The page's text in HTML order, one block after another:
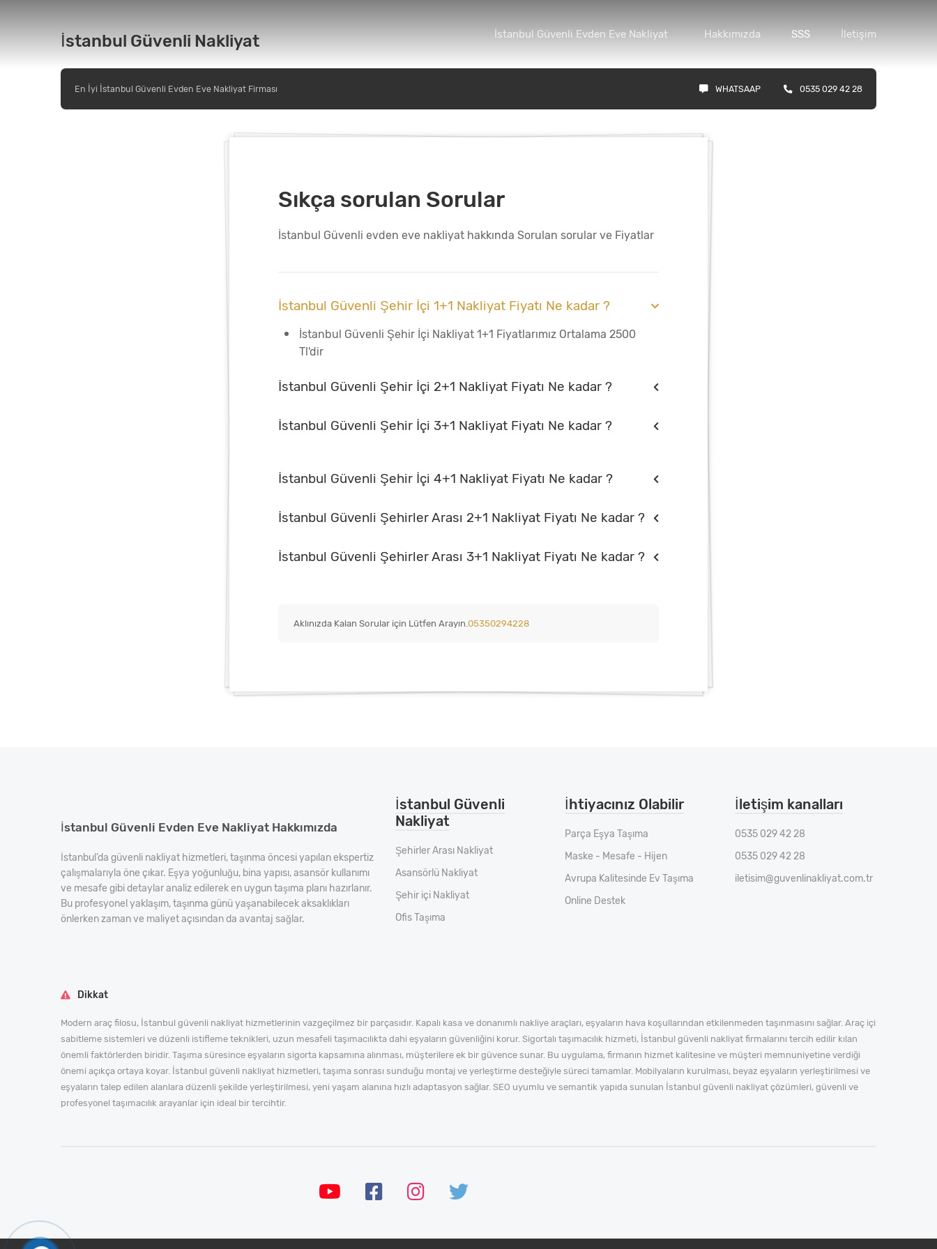
İstanbul Güvenli Nakliyat İstanbul Güvenli Evden Eve Nakliyat Hakkımızda SSS İletişim
En İyi İstanbul Güvenli Evden Eve Nakliyat Firması WHATSAAP 0535 029 42 28
Sıkça sorulan Sorular
İstanbul Güvenli evden eve nakliyat hakkında Sorulan sorular ve Fiyatlar
İstanbul Güvenli Şehir İçi 1+1 Nakliyat Fiyatı Ne kadar ?
İstanbul Güvenli Şehir İçi Nakliyat 1+1 Fiyatlarımız Ortalama 2500
Tl'dir
İstanbul Güvenli Şehir İçi 2+1 Nakliyat Fiyatı Ne kadar ?
İstanbul Güvenli Şehir İçi 3+1 Nakliyat Fiyatı Ne kadar ?
İstanbul Güvenli Şehir İçi 4+1 Nakliyat Fiyatı Ne kadar ?
İstanbul Güvenli Şehirler Arası 2+1 Nakliyat Fiyatı Ne kadar ?
İstanbul Güvenli Şehirler Arası 3+1 Nakliyat Fiyatı Ne kadar ?
Aklınızda Kalan Sorular için Lütfen Arayın.05350294228
İstanbul Güvenli Evden Eve Nakliyat Hakkımızda
İstanbul’da güvenli nakliyat hizmetleri, taşınma öncesi yapılan ekspertiz
çalışmalarıyla öne çıkar. Eşya yoğunluğu, bina yapısı, asansör kullanımı
ve mesafe gibi detaylar analiz edilerek en uygun taşıma planı hazırlanır.
Bu profesyonel yaklaşım, taşınma günü yaşanabilecek aksaklıkları
önlerken zaman ve maliyet açısından da avantaj sağlar.
İstanbul Güvenli
Nakliyat
Şehirler Arası Nakliyat
Asansörlü Nakliyat
Şehir içi Nakliyat
Ofis Taşıma
İhtiyacınız Olabilir
Parça Eşya Taşıma
Maske - Mesafe - Hijen
Avrupa Kalitesinde Ev Taşıma
Online Destek
İletişim kanalları
0535 029 42 28
0535 029 42 28
iletisim@guvenlinakliyat.com.tr
Dikkat
Modern araç filosu, İstanbul güvenli nakliyat hizmetlerinin vazgeçilmez bir parçasıdır. Kapalı kasa ve donanımlı nakliye araçları, eşyaların hava koşullarından etkilenmeden taşınmasını sağlar. Araç içi
sabitleme sistemleri ve düzenli istifleme teknikleri, uzun mesafeli taşımacılıkta dahi eşyaların güvenliğini korur. Sigortalı taşımacılık hizmeti, İstanbul güvenli nakliyat firmalarını tercih edilir kılan
önemli faktörlerden biridir. Taşıma süresince eşyaların sigorta kapsamına alınması, müşterilere ek bir güvence sunar. Bu uygulama, firmanın hizmet kalitesine ve müşteri memnuniyetine verdiği
önemi açıkça ortaya koyar. İstanbul güvenli nakliyat hizmetleri, taşıma sonrası sunduğu montaj ve yerleştirme desteğiyle süreci tamamlar. Mobilyaların kurulması, beyaz eşyaların yerleştirilmesi ve
eşyaların talep edilen alanlara düzenli şekilde yerleştirilmesi, yeni yaşam alanına hızlı adaptasyon sağlar. SEO uyumlu ve semantik yapıda sunulan İstanbul güvenli nakliyat çözümleri, güvenli ve
profesyonel taşımacılık arayanlar için ideal bir tercihtir.